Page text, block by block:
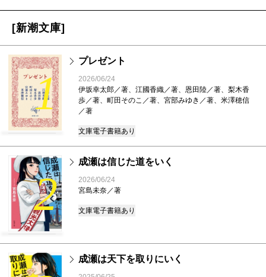
[新潮文庫]
1
プレゼント
2026/06/24
伊坂幸太郎／著、江國香織／著、恩田陸／著、梨木香
歩／著、町田そのこ／著、宮部みゆき／著、米澤穂信
／著
文庫電子書籍あり
2
成瀬は信じた道をいく
2026/06/24
宮島未奈／著
文庫電子書籍あり
成瀬は天下を取りにいく